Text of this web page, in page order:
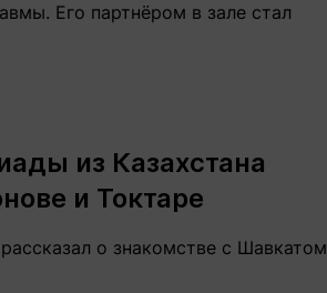
Его партнёром в зале стал
из Казахстана
и Токтаре
о знакомстве с Шавкатом